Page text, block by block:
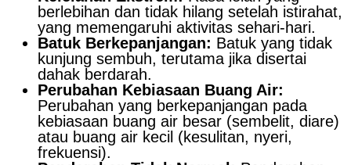
berlebihan dan tidak hilang setelah istirahat,
yang memengaruhi aktivitas sehari-hari.
Batuk Berkepanjangan: Batuk yang tidak
kunjung sembuh, terutama jika disertai
dahak berdarah.
Perubahan Kebiasaan Buang Air:
Perubahan yang berkepanjangan pada
kebiasaan buang air besar (sembelit, diare)
atau buang air kecil (kesulitan, nyeri,
frekuensi).